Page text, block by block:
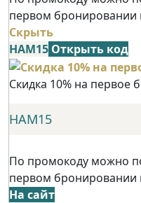
первом бронировании
Скрыть
НАМ15 Открыть код
Скидка 10% на первое
НАМ15
По промокоду можно
первом бронировании
На сайт